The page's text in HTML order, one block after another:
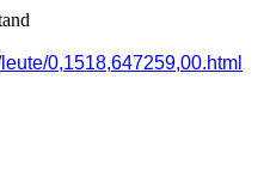
0,1518,647259,00.html